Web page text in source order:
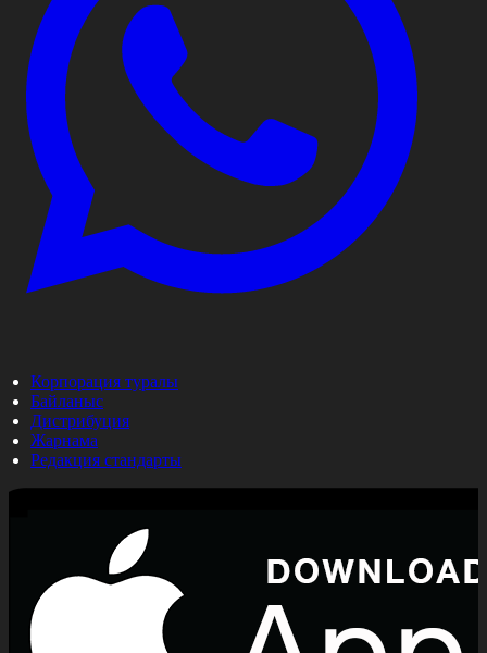
Корпорация туралы
Байланыс
Дистрибуция
Жарнама
Редакция стандарты